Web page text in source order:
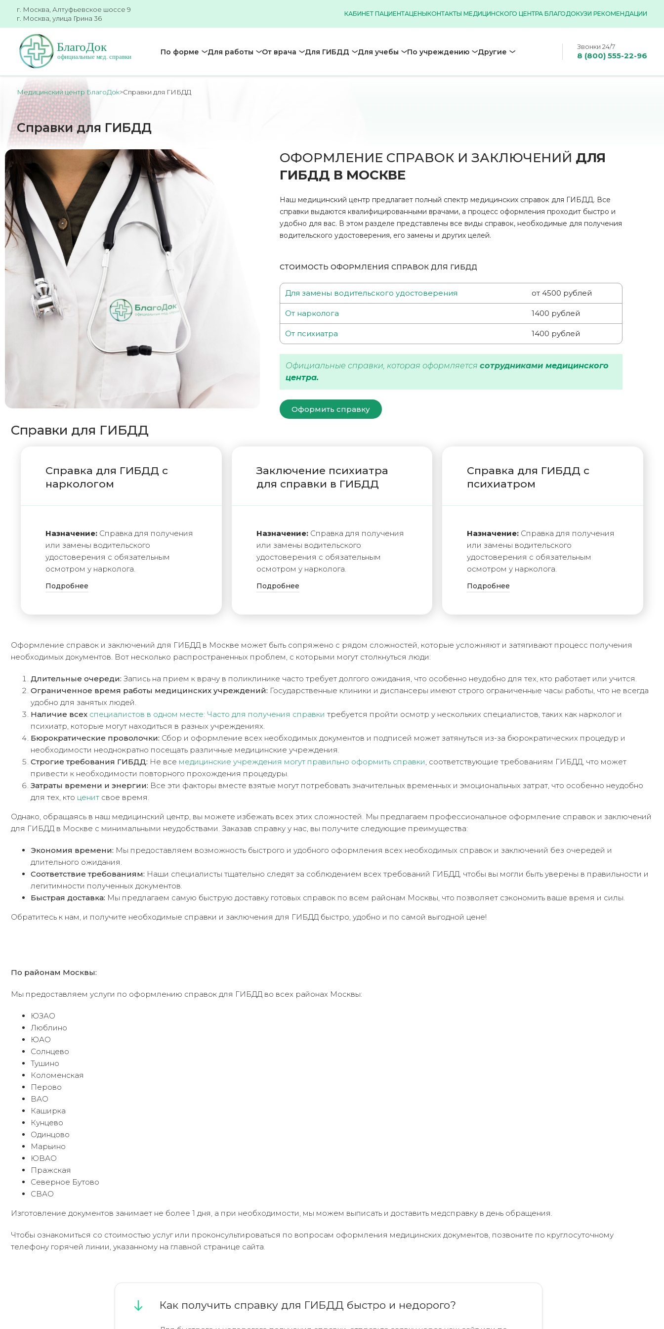
г. Москва, Алтуфьевское шоссе 9
г. Москва, улица Грина 36
КАБИНЕТ ПАЦИЕНТАЦЕНЫКОНТАКТЫ МЕДИЦИНСКОГО ЦЕНТРА БЛАГОДОКУЗИ РЕКОМЕНДАЦИИ
По форме Для работы От врача Для ГИБДД Для учебы По учреждению Другие
Звонки 24/7
8 (800) 555-22-96
Медицинский центр БлагоДок>Справки для ГИБДД
Справки для ГИБДД
ОФОРМЛЕНИЕ СПРАВОК И ЗАКЛЮЧЕНИЙ ДЛЯ
ГИБДД В МОСКВЕ
Наш медицинский центр предлагает полный спектр медицинских справок для ГИБДД. Все
справки выдаются квалифицированными врачами, а процесс оформления проходит быстро и
удобно для вас. В этом разделе представлены все виды справок, необходимые для получения
водительского удостоверения, его замены и других целей.
СТОИМОСТЬ ОФОРМЛЕНИЯ СПРАВОК ДЛЯ ГИБДД
Для замены водительского удостоверения от 4500 рублей
От нарколога 1400 рублей
От психиатра 1400 рублей
Официальные справки, которая оформляется сотрудниками медицинского
центра.
Оформить справку
Справки для ГИБДД
Справка для ГИБДД с
наркологом
Назначение: Справка для получения
или замены водительского
удостоверения с обязательным
осмотром у нарколога.
Подробнее
Заключение психиатра
для справки в ГИБДД
Назначение:Справка для получения
или замены водительского
удостоверения с обязательным
осмотром у нарколога.
Подробнее
Справка для ГИБДД с
психиатром
Назначение: Справка для получения
или замены водительского
удостоверения с обязательным
осмотром у нарколога.
Подробнее
Оформление справок и заключений для ГИБДД в Москве может быть сопряжено с рядом сложностей, которые усложняют и затягивают процесс получения
необходимых документов. Вот несколько распространенных проблем, с которыми могут столкнуться люди:
Длительные очереди: Запись на прием к врачу в поликлинике часто требует долгого ожидания, что особенно неудобно для тех, кто работает или учится.
Ограниченное время работы медицинских учреждений: Государственные клиники и диспансеры имеют строго ограниченные часы работы, что не всегда
удобно для занятых людей.
Наличие всех специалистов в одном месте: Часто для получения справки требуется пройти осмотр у нескольких специалистов, таких как нарколог и
психиатр, которые могут находиться в разных учреждениях.
Бюрократические проволочки: Сбор и оформление всех необходимых документов и подписей может затянуться из-за бюрократических процедур и
необходимости неоднократно посещать различные медицинские учреждения.
Строгие требования ГИБДД: Не все медицинские учреждения могут правильно оформить справки, соответствующие требованиям ГИБДД, что может
привести к необходимости повторного прохождения процедуры.
Затраты времени и энергии: Все эти факторы вместе взятые могут потребовать значительных временных и эмоциональных затрат, что особенно неудобно
для тех, кто ценит свое время.
Однако, обращаясь в наш медицинский центр, вы можете избежать всех этих сложностей. Мы предлагаем профессиональное оформление справок и заключений
для ГИБДД в Москве с минимальными неудобствами. Заказав справку у нас, вы получите следующие преимущества:
Экономия времени: Мы предоставляем возможность быстрого и удобного оформления всех необходимых справок и заключений без очередей и
длительного ожидания.
Соответствие требованиям: Наши специалисты тщательно следят за соблюдением всех требований ГИБДД, чтобы вы могли быть уверены в правильности и
легитимности полученных документов.
Быстрая доставка: Мы предлагаем самую быструю доставку готовых справок по всем районам Москвы, что позволяет сэкономить ваше время и силы.
Обратитесь к нам, и получите необходимые справки и заключения для ГИБДД быстро, удобно и по самой выгодной цене!
По районам Москвы:
Мы предоставляем услуги по оформлению справок для ГИБДД во всех районах Москвы:
ЮЗАО
Люблино
ЮАО
Солнцево
Тушино
Коломенская
Перово
ВАО
Каширка
Кунцево
Одинцово
Марьино
ЮВАО
Пражская
Северное Бутово
СВАО
Изготовление документов занимает не более 1 дня, а при необходимости, мы можем выписать и доставить медсправку в день обращения.
Чтобы ознакомиться со стоимостью услуг или проконсультироваться по вопросам оформления медицинских документов, позвоните по круглосуточному
телефону горячей линии, указанному на главной странице сайта.
Как получить справку для ГИБДД быстро и недорого?